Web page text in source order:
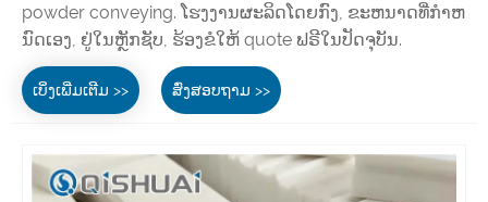
powder conveying. ໂຮງງານຜະລິດໂດຍກົງ, ຂະຫນາດທີ່ກໍາຫ
ນົດເອງ, ຢູ່ໃນຫຼັກຊັບ, ຮ້ອງຂໍໃຫ້ quote ຟຣີໃນປັດຈຸບັນ.
ເບິ່ງເພີ່ມເຕີມ >> ສົ່ງສອບຖາມ >>